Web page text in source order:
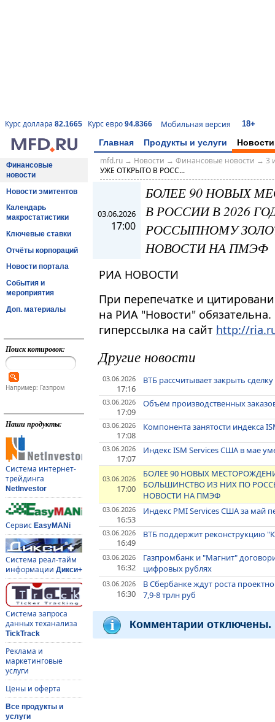
Курс доллара 82.1665 Курс евро 94.8366 Мобильная версия 18+
Главная Продукты и услуги Новости
Финансовые
новости
Новости эмитентов
Календарь
макростатистики
Ключевые ставки
Отчёты корпораций
Новости портала
События и
мероприятия
Доп. материалы
Поиск котировок:
Например: Газпром
Наши продукты:
Система интернет-
трейдинга
NetInvestor
Сервис EasyMANi
Система реал-тайм
информации Дикси+
Система запроса
данных теханализа
TickTrack
Реклама и
маркетинговые
услуги
Цены и оферта
Все продукты и
услуги
mfd.ru→ Новости → Финансовые новости → 3
УЖЕ ОТКРЫТО В РОСС...
03.06.2026
17:00
БОЛЕЕ 90 НОВЫХ
В РОССИИ В 2026
РОССЫПНОМУ
НОВОСТИ НА ПМЭФ
РИА НОВОСТИ
При перепечатке и
на РИА "Новости"
гиперссылка на сайт http://
Другие новости
03.06.2026
17:16
ВТБ рассчитывает закрыть
03.06.2026
17:09
Объём производственных
03.06.2026
17:08
Компонента занятости индекса
03.06.2026
17:07
Индекс ISM Services США в мае
03.06.2026
17:00
БОЛЕЕ 90 НОВЫХ
БОЛЬШИНСТВО ИЗ НИХ ПО
НОВОСТИ НА ПМЭФ
03.06.2026
16:53
Индекс PMI Services США за май
03.06.2026
16:49
ВТБ поддержит реконструкцию
03.06.2026
16:32
Газпромбанк и "Магнит"
цифровых рублях
03.06.2026
16:30
В Сбербанке ждут роста
7,9-8 трлн руб
Комментарии отключены.